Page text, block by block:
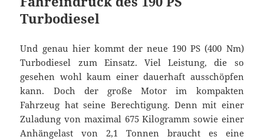
Turbodiesel
Und genau hier kommt der neue 190 PS (400 Nm)
Turbodiesel zum Einsatz. Viel Leistung, die so
gesehen wohl kaum einer dauerhaft ausschöpfen
kann. Doch der große Motor im kompakten
Fahrzeug hat seine Berechtigung. Denn mit einer
Zuladung von maximal 675 Kilogramm sowie einer
Anhängelast von 2,1 Tonnen braucht es eine